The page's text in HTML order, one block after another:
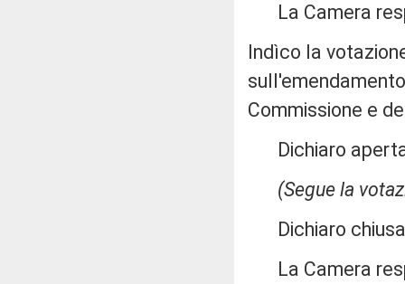
La Camera
Indìco la
Commissione e
Dichiaro
(Segue la
Dichiaro
La Camera